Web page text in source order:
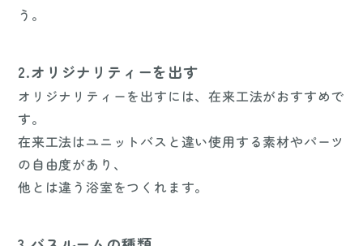
う。
2.オリジナリティーを出す
オリジナリティーを出すには、在来工法がおすすめで
す。
在来工法はユニットバスと違い使用する素材やパーツ
の自由度があり、
他とは違う浴室をつくれます。